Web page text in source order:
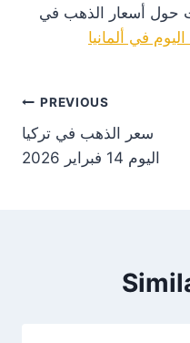
حول أسعار الذهب في
في ألمانيا
PREVIOUS
سعر الذهب في تركيا
اليوم 14 فبراير 2026